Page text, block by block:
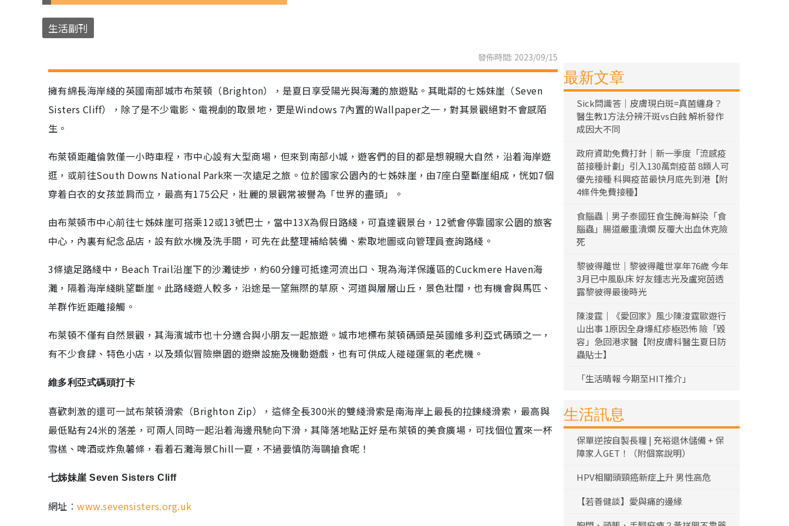
生活副刊
發佈時間: 2023/09/15
擁有綿長海岸綫的英國南部城市布萊頓（Brighton），是夏日享受陽光與海灘的旅遊點。其毗鄰的七姊妹崖（Seven
Sisters Cliff），除了是不少電影、電視劇的取景地，更是Windows 7內置的Wallpaper之一，對其景觀絕對不會感陌
生。
布萊頓距離倫敦僅一小時車程，市中心設有大型商場，但來到南部小城，遊客們的目的都是想親親大自然，沿着海岸遊
逛，或前往South Downs National Park來一次遠足之旅。位於國家公園內的七姊妹崖，由7座白堊斷崖組成，恍如7個
穿着白衣的女孩並肩而立，最高有175公尺，壯麗的景觀常被譽為「世界的盡頭」。
由布萊頓市中心前往七姊妹崖可搭乘12或13號巴士，當中13X為假日路綫，可直達觀景台，12號會停靠國家公園的旅客
中心，內裏有紀念品店，設有飲水機及洗手間，可先在此整理補給裝備、索取地圖或向管理員查詢路綫。
3條遠足路綫中，Beach Trail沿崖下的沙灘徒步，約60分鐘可抵達河流出口、現為海洋保護區的Cuckmere Haven海
灘，隔着海岸綫眺望斷崖。此路綫遊人較多，沿途是一望無際的草原、河道與層層山丘，景色壯闊，也有機會與馬匹、
羊群作近距離接觸。
布萊頓不僅有自然景觀，其海濱城市也十分適合與小朋友一起旅遊。城市地標布萊頓碼頭是英國維多利亞式碼頭之一，
有不少食肆、特色小店，以及類似冒險樂園的遊樂設施及機動遊戲，也有可供成人碰碰運氣的老虎機。
維多利亞式碼頭打卡
喜歡刺激的還可一試布萊頓滑索（Brighton Zip），這條全長300米的雙綫滑索是南海岸上最長的拉鍊綫滑索，最高與
最低點有24米的落差，可兩人同時一起沿着海邊飛馳向下滑，其降落地點正好是布萊頓的美食廣場，可找個位置來一杯
雪榚、啤酒或炸魚薯條，看着石灘海景Chill一夏，不過要慎防海鷗搶食呢！
七姊妹崖 Seven Sisters Cliff
網址︰www.sevensisters.org.uk
最新文章
Sick問識答｜皮膚現白斑=真菌纏身？
醫生教1方法分辨汗斑vs白蝕 解析發作
成因大不同
政府資助免費打針｜新一季度「流感疫
苗接種計劃」引入130萬劑疫苗 8類人可
優先接種 科興疫苗最快月底先到港【附
4條件免費接種】
食腦蟲｜男子泰國狂食生醃海鮮染「食
腦蟲」腸道嚴重潰爛 反覆大出血休克險
死
黎彼得離世｜黎彼得離世享年76歲 今年
3月已中風臥床 好友鍾志光及盧宛茵透
露黎彼得最後時光
陳浚霆｜《愛回家》風少陳浚霆歐遊行
山出事 1原因全身爆紅疹極恐怖 險「毀
容」急回港求醫【附皮膚科醫生夏日防
蟲貼士】
「生活晴報 今期至HIT推介」
生活訊息
保單逆按自製長糧 | 充裕退休儲備 + 保
障家人GET！（附個案說明）
HPV相關頭頸癌新症上升 男性高危
【若善健談】愛與痛的邊緣